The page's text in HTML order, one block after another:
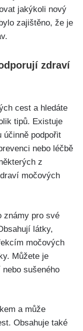
jakýkoli nový
zajištěno, ‍že je
zdraví
cest ⁣a hledáte
⁢tipů. Existuje
účinně podpořit
nebo ​léčbě
z
⁢močových
známy ⁣pro své
​látky,
močových
Můžete ‌je
sušeného
a ‌může‍
Obsahuje​ také⁢